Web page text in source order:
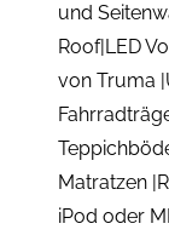
und
Roof|LED
von Truma
Matratzen
iPod oder